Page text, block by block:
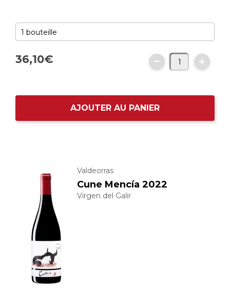
36,10€
AJOUTER AU PANIER
Valdeorras
Cune Mencía 2022
Virgen del Galir